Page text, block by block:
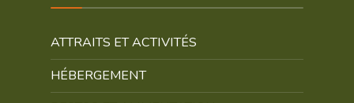
ATTRAITS ET ACTIVITÉS
HÉBERGEMENT